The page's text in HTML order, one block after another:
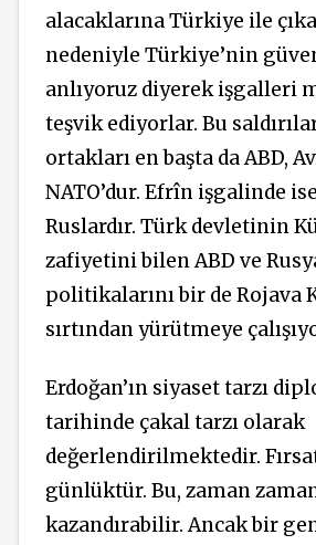
alacaklarına Türkiye ile
nedeniyle Türkiye’nin
anlıyoruz diyerek işgalleri
teşvik ediyorlar. Bu
ortakları en başta da ABD,
NATO’dur. Efrîn işgalinde
Ruslardır. Türk devletinin
zafiyetini bilen ABD ve
politikalarını bir de
sırtından yürütmeye
Erdoğan’ın siyaset tarzı
tarihinde çakal tarzı olarak
değerlendirilmektedir.
günlüktür. Bu, zaman
kazandırabilir. Ancak bir